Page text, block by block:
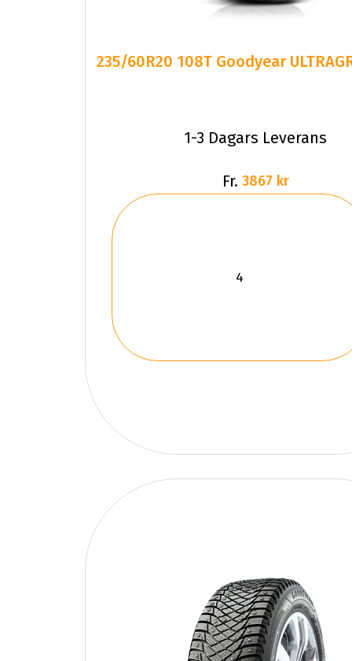
235/60R20 108T Goodyear
1-3 Dagars Leverans
Fr. 3867 kr